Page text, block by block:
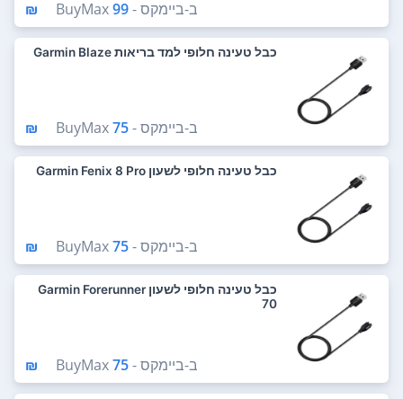
ב-ביימקס - BuyMax99 ₪
כבל טעינה חלופי למד בריאות Garmin Blaze
ב-ביימקס - BuyMax75 ₪
כבל טעינה חלופי לשעון Garmin Fenix 8 Pro
ב-ביימקס - BuyMax75 ₪
כבל טעינה חלופי לשעון Garmin Forerunner
70
ב-ביימקס - BuyMax75 ₪